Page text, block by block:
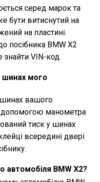
серед марок та
бути витиснутий на
на пластині.
посібника BMW X2
знайти VIN-код.
шинах мого
шинах вашого
допомогою манометра
тиск у шинах
всередині двері
автомобіля BMW X2?